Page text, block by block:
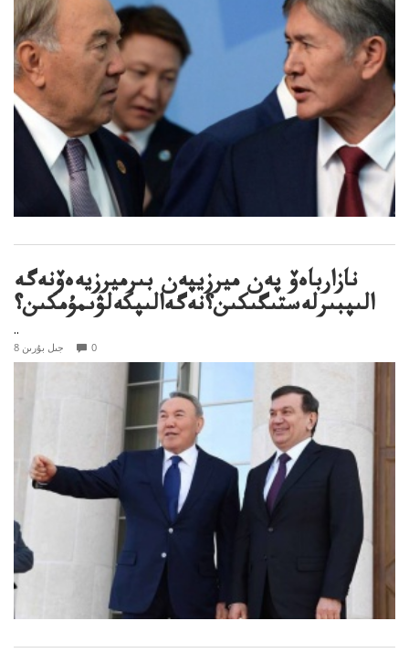
نازارباەۆ پەن ميرزيپەن بىرميرزيەەۆنەگە
الىپبىرلەستىگىكىن؟نەگەالىپكەلۋىمۇمكىن؟
..
8 جىل بۇرىن 0